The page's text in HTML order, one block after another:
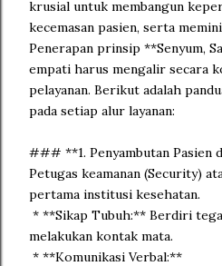
krusial untuk membangun
kecemasan pasien, serta
Penerapan prinsip **Senyum,
empati harus mengalir secara
pelayanan. Berikut adalah
pada setiap alur layanan:
### **1. Penyambutan Pasien
Petugas keamanan (Security)
pertama institusi kesehatan.
* **Sikap Tubuh:** Berdiri
melakukan kontak mata.
* **Komunikasi Verbal:**